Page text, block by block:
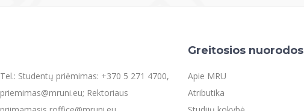
Tel.: Studentų priėmimas: +370 5 271 4700,
priemimas@mruni.eu; Rektoriaus
Greitosios nuorodos
Apie MRU
Atributika